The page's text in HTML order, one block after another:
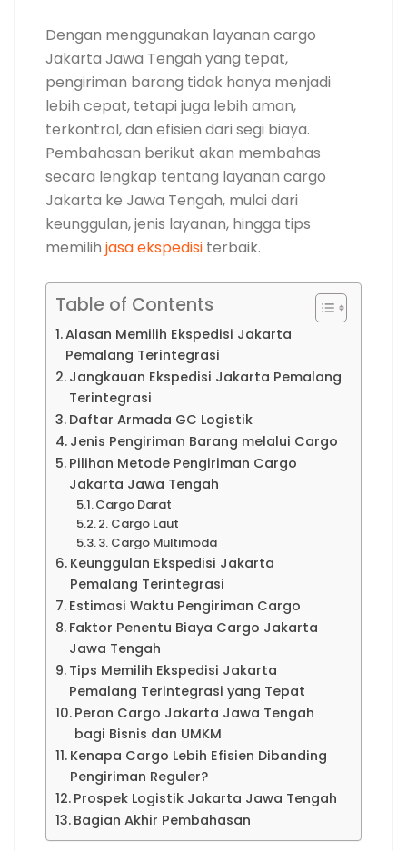
Dengan menggunakan layanan cargo
Jakarta Jawa Tengah yang tepat,
pengiriman barang tidak hanya menjadi
lebih cepat, tetapi juga lebih aman,
terkontrol, dan efisien dari segi biaya.
Pembahasan berikut akan membahas
secara lengkap tentang layanan cargo
Jakarta ke Jawa Tengah, mulai dari
keunggulan, jenis layanan, hingga tips
memilih jasa ekspedisi terbaik.
Table of Contents
Alasan Memilih Ekspedisi Jakarta
Pemalang Terintegrasi
Jangkauan Ekspedisi Jakarta Pemalang
Terintegrasi
Daftar Armada GC Logistik
Jenis Pengiriman Barang melalui Cargo
Pilihan Metode Pengiriman Cargo
Jakarta Jawa Tengah
Cargo Darat
2. Cargo Laut
3. Cargo Multimoda
Keunggulan Ekspedisi Jakarta
Pemalang Terintegrasi
Estimasi Waktu Pengiriman Cargo
Faktor Penentu Biaya Cargo Jakarta
Jawa Tengah
Tips Memilih Ekspedisi Jakarta
Pemalang Terintegrasi yang Tepat
Peran Cargo Jakarta Jawa Tengah
bagi Bisnis dan UMKM
Kenapa Cargo Lebih Efisien Dibanding
Pengiriman Reguler?
Prospek Logistik Jakarta Jawa Tengah
Bagian Akhir Pembahasan